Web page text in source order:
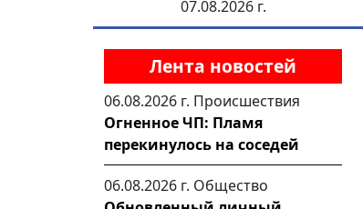
07.08.2026 г.
Лента новостей
06.08.2026 г. Происшествия
Огненное ЧП: Пламя
перекинулось на соседей
06.08.2026 г. Общество